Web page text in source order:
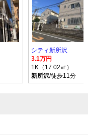
シティ新所沢
3.1万円
1K（17.02㎡）
新所沢/徒歩11分